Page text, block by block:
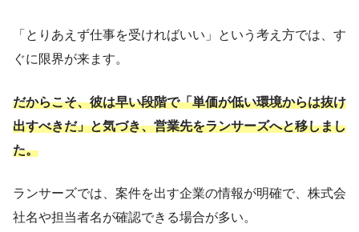
「とりあえず仕事を受ければいい」という考え方では、す
ぐに限界が来ます。
だからこそ、彼は早い段階で「単価が低い環境からは抜け
出すべきだ」と気づき、営業先をランサーズへと移しまし
た。
ランサーズでは、案件を出す企業の情報が明確で、株式会
社名や担当者名が確認できる場合が多い。